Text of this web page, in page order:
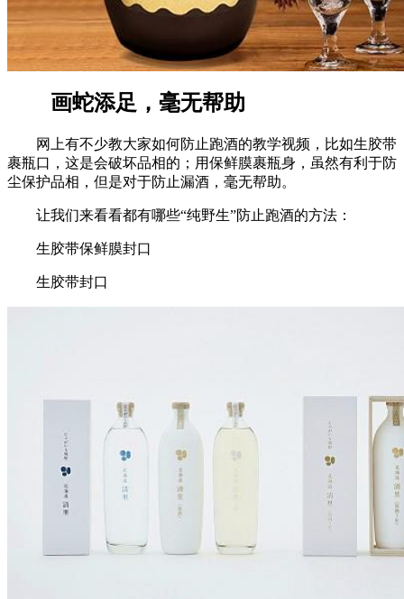
画蛇添足，毫无帮助
网上有不少教大家如何防止跑酒的教学视频，比如生胶带
裹瓶口，这是会破坏品相的；用保鲜膜裹瓶身，虽然有利于防
尘保护品相，但是对于防止漏酒，毫无帮助。
让我们来看看都有哪些“纯野生”防止跑酒的方法：
生胶带保鲜膜封口
生胶带封口